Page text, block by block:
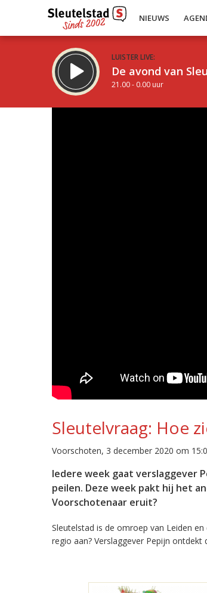
NIEUWS
LUISTER LIVE:
De avond van
21.00 - 0.00 uur
Sleutelvraag: Hoe
Voorschoten, 3 december 2020 om
Iedere week gaat verslaggever
peilen. Deze week pakt hij het
Voorschotenaar eruit?
Sleutelstad is de omroep van Leiden
regio aan? Verslaggever Pepijn